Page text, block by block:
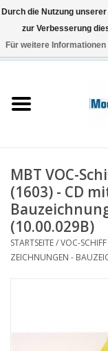
Schiffe
Holzbau
Landschaft
Maschinen
MBT VOC-
(1603) - CD
(10.00.029B)
STARTSEITE/VOC-
ZEICHNUNGEN -
Durch die Nutzung
zur Verbesserung
Für weitere